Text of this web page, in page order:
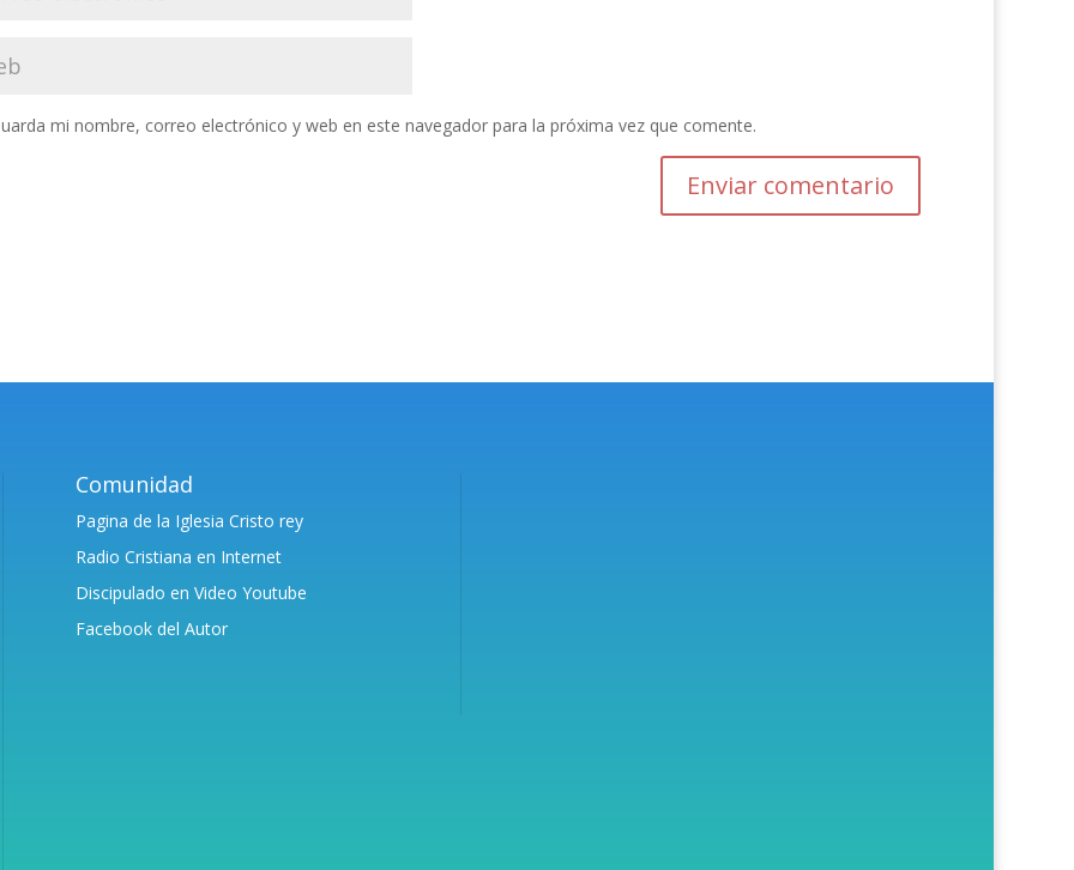
mi nombre, correo electrónico y web en este navegador para la próxima vez que comente.
Comunidad
Pagina de la Iglesia Cristo rey
Radio Cristiana en Internet
Discipulado en Video Youtube
Facebook del Autor